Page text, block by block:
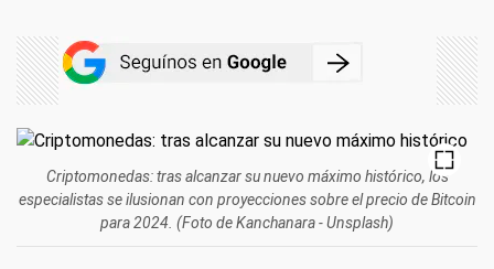
Criptomonedas: tras alcanzar su nuevo máximo histórico, los
especialistas se ilusionan con proyecciones sobre el precio de Bitcoin
para 2024. (Foto de Kanchanara - Unsplash)